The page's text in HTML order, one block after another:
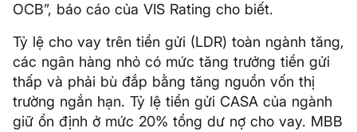
OCB”, báo cáo của VIS Rating cho biết.
Tỷ lệ cho vay trên tiền gửi (LDR) toàn ngành tăng,
các ngân hàng nhỏ có mức tăng trưởng tiền gửi
thấp và phải bù đắp bằng tăng nguồn vốn thị
trường ngắn hạn. Tỷ lệ tiền gửi CASA của ngành
giữ ổn định ở mức 20% tổng dư nợ cho vay. MBB